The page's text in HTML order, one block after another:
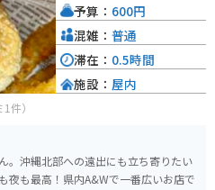
1件）
。沖縄北部への遠出にも立ち寄りたい
夜も最高！県内A&Wで一番広いお店で
予算： 600円
混雑： 普通
滞在： 0.5時間
施設： 屋内